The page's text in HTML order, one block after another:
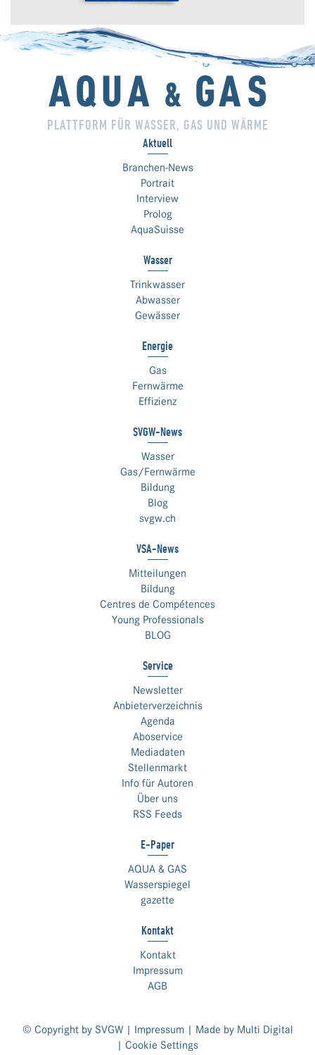
PLATTFORM FÜR WASSER, GAS UND WÄRME
Aktuell
Branchen-News
Portrait
Interview
Prolog
AquaSuisse
Wasser
Trinkwasser
Abwasser
Gewässer
Energie
Gas
Fernwärme
Effizienz
SVGW-News
Wasser
Gas/Fernwärme
Bildung
Blog
svgw.ch
VSA-News
Mitteilungen
Bildung
Centres de Compétences
Young Professionals
BLOG
Service
Newsletter
Anbieterverzeichnis
Agenda
Aboservice
Mediadaten
Stellenmarkt
Info für Autoren
Über uns
RSS Feeds
E-Paper
AQUA & GAS
Wasserspiegel
gazette
Kontakt
Kontakt
Impressum
AGB
© Copyright by SVGW | Impressum| Made by Multi Digital
| Cookie Settings